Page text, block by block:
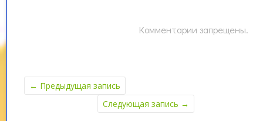
Комментарии запрещены.
← Предыдущая запись
Следующая запись →